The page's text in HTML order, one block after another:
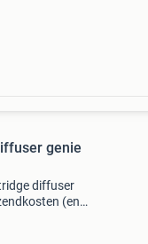
genie
diffuser
(en